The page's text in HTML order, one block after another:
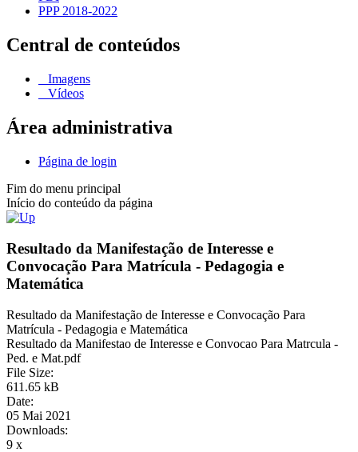
PPP 2018-2022
Central de conteúdos
Imagens
Vídeos
Área administrativa
Página de login
Fim do menu principal
Início do conteúdo da página
Resultado da Manifestação de Interesse e
Convocação Para Matrícula - Pedagogia e
Matemática
Resultado da Manifestação de Interesse e Convocação Para
Matrícula - Pedagogia e Matemática
Resultado da Manifestao de Interesse e Convocao Para Matrcula -
Ped. e Mat.pdf
File Size:
611.65 kB
Date:
05 Mai 2021
Downloads:
9 x